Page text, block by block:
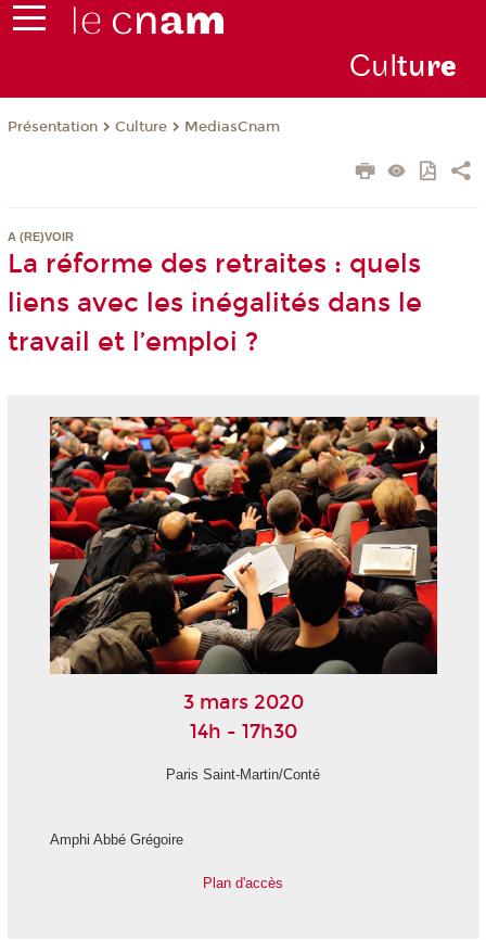
Culture
Présentation Culture MediasCnam
A (RE)VOIR
La réforme des retraites : quels
liens avec les inégalités dans le
travail et l’emploi ?
3 mars 2020
14h - 17h30
Paris Saint-Martin/Conté
Amphi Abbé Grégoire
Plan d'accès